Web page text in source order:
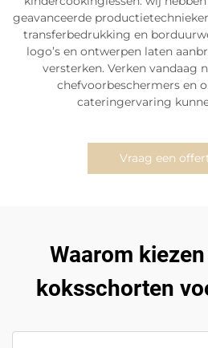
geavanceerde
transferbedrukking en
logo’s en ontwerpen laten
versterken. Verken vandaag
chefvoorbeschermers en
cateringervaring
Vraag een
Waarom
koksschorten